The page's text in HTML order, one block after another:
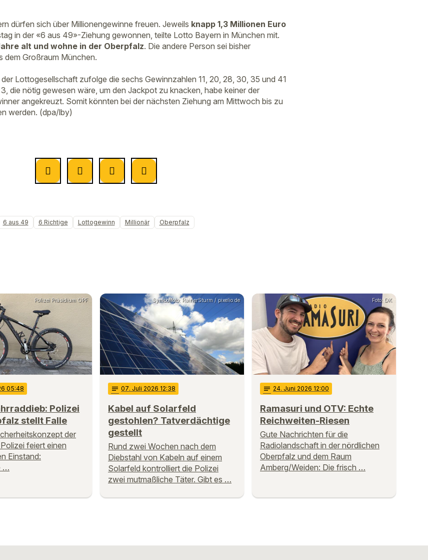
dürfen sich über Millionengewinne freuen. Jeweils knapp 1,3 Millionen Euro
in der «6 aus 49»-Ziehung gewonnen, teilte Lotto Bayern in München mit.
alt und wohne in der Oberpfalz. Die andere Person sei bisher
dem Großraum München.
Lottogesellschaft zufolge die sechs Gewinnzahlen 11, 20, 28, 30, 35 und 41
die nötig gewesen wäre, um den Jackpot zu knacken, habe keiner der
angekreuzt. Somit könnten bei der nächsten Ziehung am Mittwoch bis zu
werden. (dpa/lby)
6 aus 49 6 Richtige Lottogewinn Millionär Oberpfalz
Polizei Präsidium OPF
05:48
Polizei
stellt Falle
der
feiert einen
Einstand:
…
Symbolfoto: RainerSturm / pixelio.de
notes 07. Juli 2026 12:38
Kabel auf Solarfeld
gestohlen? Tatverdächtige
gestellt
Rund zwei Wochen nach dem
Diebstahl von Kabeln auf einem
Solarfeld kontrolliert die Polizei
zwei mutmaßliche Täter. Gibt es …
Foto: DK
notes 24. Juni 2026 12:00
Ramasuri und OTV: Echte
Reichweiten-Riesen
Gute Nachrichten für die
Radiolandschaft in der nördlichen
Oberpfalz und dem Raum
Amberg/Weiden: Die frisch …